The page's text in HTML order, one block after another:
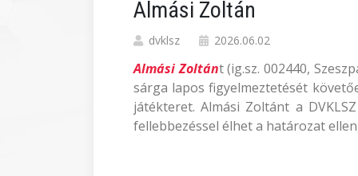
Almási Zoltán
dvklsz 2026.06.02
Almási Zoltánt (ig.sz. 002440,
sárga lapos figyelmeztetését
játékteret. Almási Zoltánt a
fellebbezéssel élhet a határozat